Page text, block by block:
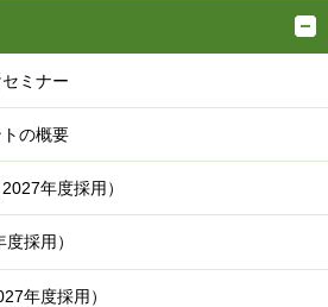
ミナー
の概要
年度採用）
採用）
年度採用）